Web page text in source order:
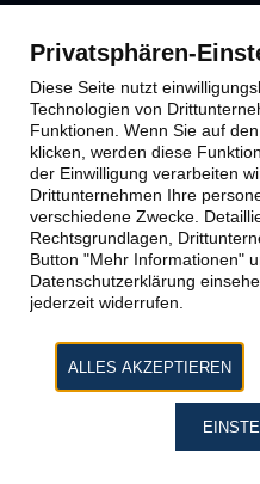
Sprungausbildung
Ausbildungs-Methoden
Windtunnel
Schnupperkurs
Lizenzausbildung
Kontakt zu AIR-SPORT
Büro & Sprungplatz
Impressum
Privatsphären-
Diese Seite nutzt
Technologien von
Funktionen. Wenn Sie auf
klicken, werden diese
der Einwilligung verarbeiten
Drittunternehmen Ihre
verschiedene Zwecke.
Rechtsgrundlagen,
Button "Mehr Informationen"
Datenschutzerklärung
jederzeit widerrufen.
ALLES AKZEPTIEREN